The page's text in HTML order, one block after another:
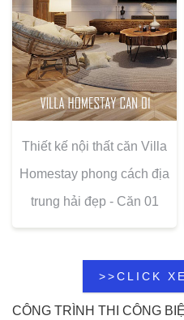
Thiết kế nội thất căn Villa
Homestay phong cách địa
trung hải đẹp - Căn 01
>>CLICK
CÔNG TRÌNH THI CÔNG